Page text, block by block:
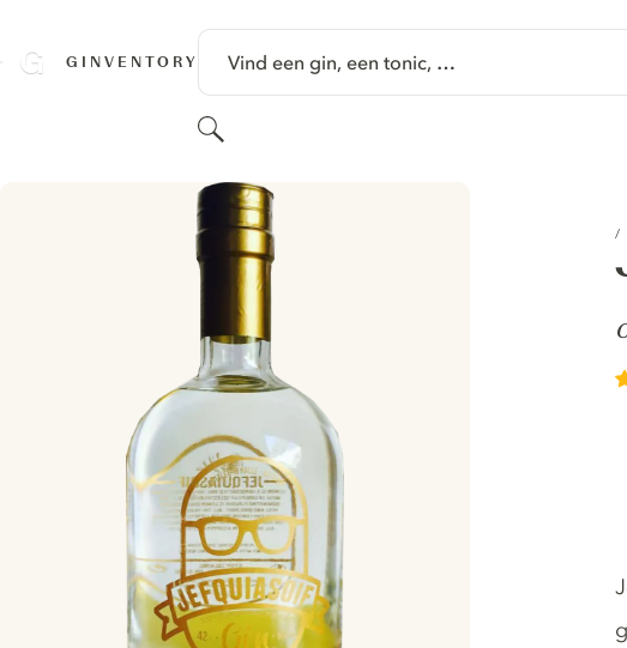
GINVENTORY Vind een gin, een tonic, …
Zoeken
-